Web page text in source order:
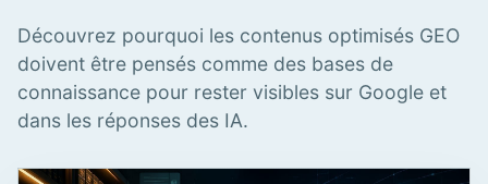
Découvrez pourquoi les contenus optimisés GEO
doivent être pensés comme des bases de
connaissance pour rester visibles sur Google et
dans les réponses des IA.